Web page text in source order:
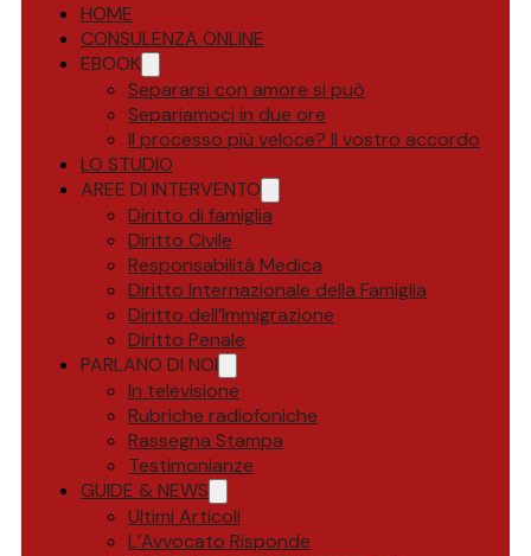
HOME
CONSULENZA ONLINE
EBOOK
Separarsi con amore si può
Separiamoci in due ore
Il processo più veloce? Il vostro accordo
LO STUDIO
AREE DI INTERVENTO
Diritto di famiglia
Diritto Civile
Responsabilità Medica
Diritto Internazionale della Famiglia
Diritto dell’Immigrazione
Diritto Penale
PARLANO DI NOI
In televisione
Rubriche radiofoniche
Rassegna Stampa
Testimonianze
GUIDE & NEWS
Ultimi Articoli
L’Avvocato Risponde